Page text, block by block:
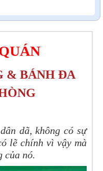
& BÁNH ĐA
dã, không có sự
lẽ chính vì vậy mà
của nó.